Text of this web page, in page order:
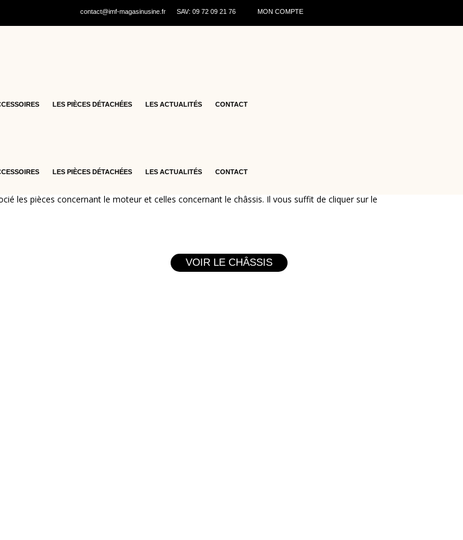
contact@imf-magasinusine.frSAV: 09 72 09 21 76 MON COMPTE
LES PIÈCES DÉTACHÉES LES ACTUALITÉS CONTACT
LES PIÈCES DÉTACHÉES LES ACTUALITÉS CONTACT
les pièces concernant le moteur et celles concernant le châssis. Il vous suffit de cliquer sur le
VOIR LE CHÂSSIS